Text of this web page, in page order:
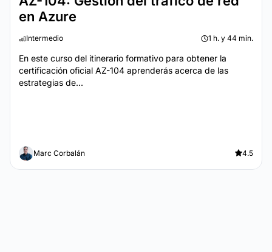
en Azure
Intermedio 1 h. y 44 min.
En este curso del itinerario formativo para obtener la
certificación oficial AZ-104 aprenderás acerca de las
estrategias de...
Marc Corbalán 4.5